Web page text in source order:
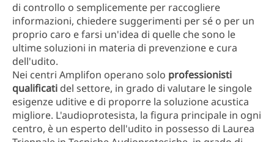
di controllo o semplicemente per raccogliere
informazioni, chiedere suggerimenti per sé o per un
proprio caro e farsi un'idea di quelle che sono le
ultime soluzioni in materia di prevenzione e cura
dell'udito.
Nei centri Amplifon operano solo professionisti
qualificati del settore, in grado di valutare le singole
esigenze uditive e di proporre la soluzione acustica
migliore. L'audioprotesista, la figura principale in ogni
centro, è un esperto dell'udito in possesso di Laurea